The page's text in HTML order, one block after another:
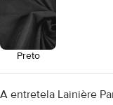
Preto
A entretela Lainière